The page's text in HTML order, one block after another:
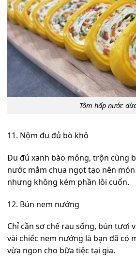
Tôm hấp nước
11. Nộm đu đủ bò khô
Đu đủ xanh bào mỏng, trộn cùng
nước mắm chua ngọt tạo nên
nhưng không kém phần lôi cuốn.
12. Bún nem nướng
Chỉ cần sơ chế rau sống, bún tươi
vài chiếc nem nướng là bạn đã có
vừa ngon cho bữa tiệc tại gia.